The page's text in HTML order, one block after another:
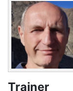
Trainer